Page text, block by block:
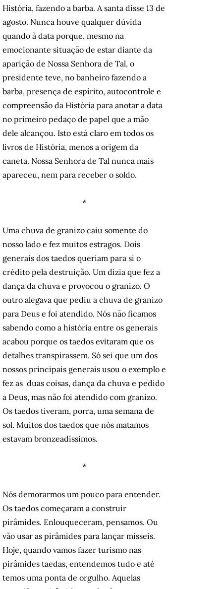
História, fazendo a barba. A santa disse 13 de
agosto. Nunca houve qualquer dúvida
quando à data porque, mesmo na
emocionante situação de estar diante da
aparição de Nossa Senhora de Tal, o
presidente teve, no banheiro fazendo a
barba, presença de espírito, autocontrole e
compreensão da História para anotar a data
no primeiro pedaço de papel que a mão
dele alcançou. Isto está claro em todos os
livros de História, menos a origem da
caneta. Nossa Senhora de Tal nunca mais
apareceu, nem para receber o soldo.
*
Uma chuva de granizo caiu somente do
nosso lado e fez muitos estragos. Dois
generais dos taedos queriam para si o
crédito pela destruição. Um dizia que fez a
dança da chuva e provocou o granizo. O
outro alegava que pediu a chuva de granizo
para Deus e foi atendido. Nós não ficamos
sabendo como a história entre os generais
acabou porque os taedos evitaram que os
detalhes transpirassem. Só sei que um dos
nossos principais generais usou o exemplo e
fez as duas coisas, dança da chuva e pedido
a Deus, mas não foi atendido com granizo.
Os taedos tiveram, porra, uma semana de
sol. Muitos dos taedos que nós matamos
estavam bronzeadíssimos.
*
Nós demorarmos um pouco para entender.
Os taedos começaram a construir
pirâmides. Enlouqueceram, pensamos. Ou
vão usar as pirâmides para lançar mísseis.
Hoje, quando vamos fazer turismo nas
pirâmides taedas, entendemos tudo e até
temos uma ponta de orgulho. Aquelas